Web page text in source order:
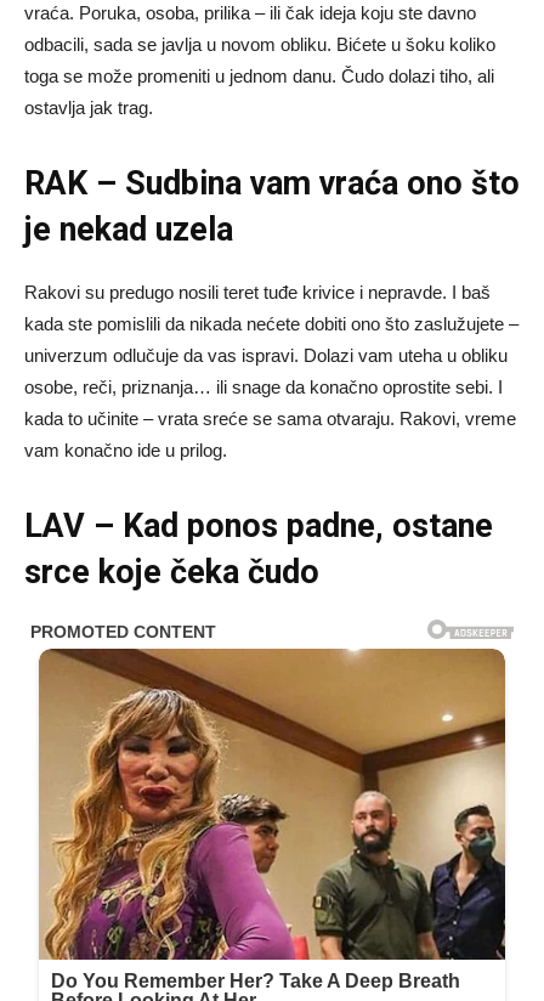
vraća. Poruka, osoba, prilika – ili čak ideja koju ste davno
odbacili, sada se javlja u novom obliku. Bićete u šoku koliko
toga se može promeniti u jednom danu. Čudo dolazi tiho, ali
ostavlja jak trag.
RAK – Sudbina vam vraća ono što
je nekad uzela
Rakovi su predugo nosili teret tuđe krivice i nepravde. I baš
kada ste pomislili da nikada nećete dobiti ono što zaslužujete –
univerzum odlučuje da vas ispravi. Dolazi vam uteha u obliku
osobe, reči, priznanja… ili snage da konačno oprostite sebi. I
kada to učinite – vrata sreće se sama otvaraju. Rakovi, vreme
vam konačno ide u prilog.
LAV – Kad ponos padne, ostane
srce koje čeka čudo